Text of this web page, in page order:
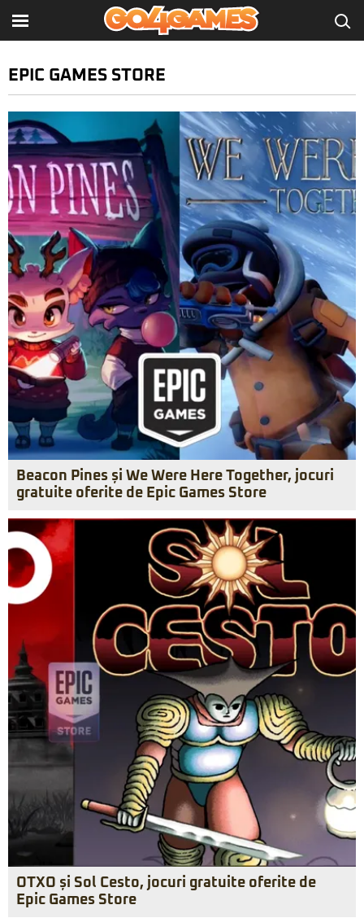
EPIC GAMES STORE
Beacon Pines și We Were Here Together, jocuri
gratuite oferite de Epic Games Store
OTXO și Sol Cesto, jocuri gratuite oferite de
Epic Games Store